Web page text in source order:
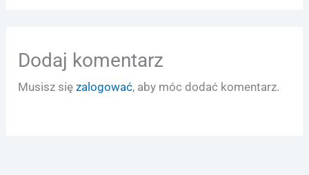
Dodaj komentarz
Musisz sięzalogować, aby móc dodać komentarz.